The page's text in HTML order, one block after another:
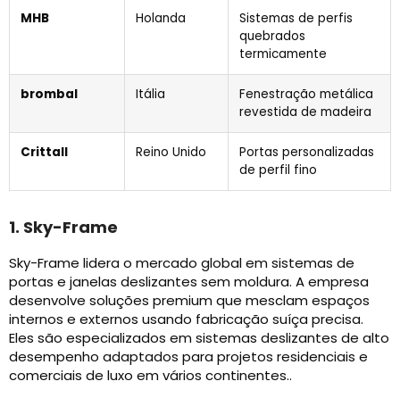
MHB Holanda
Sistemas de perfis
quebrados
termicamente
brombal Itália
Fenestração metálica
revestida de madeira
Crittall Reino Unido
Portas personalizadas
de perfil fino
1. Sky-Frame
Sky-Frame lidera o mercado global em sistemas de
portas e janelas deslizantes sem moldura. A empresa
desenvolve soluções premium que mesclam espaços
internos e externos usando fabricação suíça precisa.
Eles são especializados em sistemas deslizantes de alto
desempenho adaptados para projetos residenciais e
comerciais de luxo em vários continentes..